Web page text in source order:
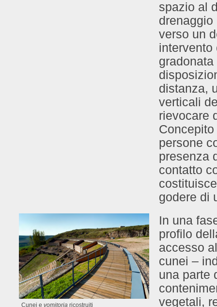
spazio al
verso un
intervento
distanza,
verticali
rievocare
persone
presenza
contatto
godere di
Cunei evomitoria ricostruiti
In una
profilo
accesso
cunei –
una parte
vegetali,